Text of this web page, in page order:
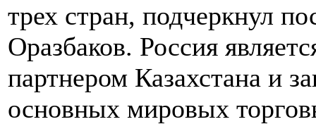
трех стран, подчеркнул
Оразбаков. Россия
партнером Казахстана и
основных мировых